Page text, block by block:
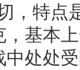
，特点
，基本
中处处